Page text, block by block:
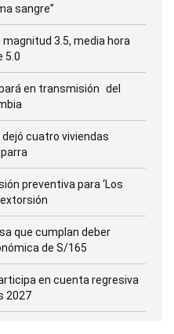
sangre”
3.5, media hora
5.0
en transmisión del
cuatro viviendas
preventiva para ‘Los
que cumplan deber
de S/165
en cuenta regresiva
2027